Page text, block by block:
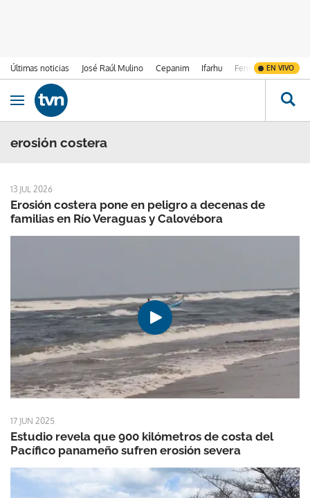
Últimas noticias José Raúl Mulino Cepanim Ifarhu Fenómeno de El
EN VIVO
Ir al contenido
Obrir navegació
erosión costera
13 JUL 2026
Erosión costera pone en peligro a decenas de
familias en Río Veraguas y Calovébora
17 JUN 2025
Estudio revela que 900 kilómetros de costa del
Pacífico panameño sufren erosión severa